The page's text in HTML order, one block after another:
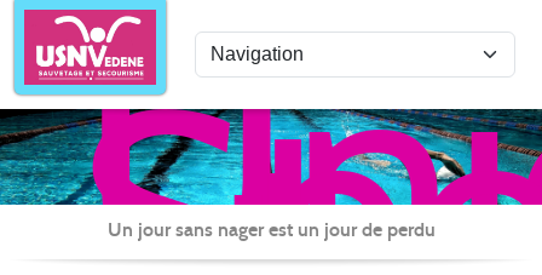
Un jour sans nager est un jour de perdu
Panneau de gestion des cookies